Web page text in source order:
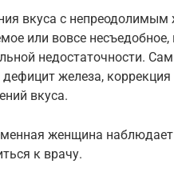
вкуса с непреодолимым
или вовсе
недостаточности.
железа, коррекция
вкуса.
женщина наблюдает
к врачу.